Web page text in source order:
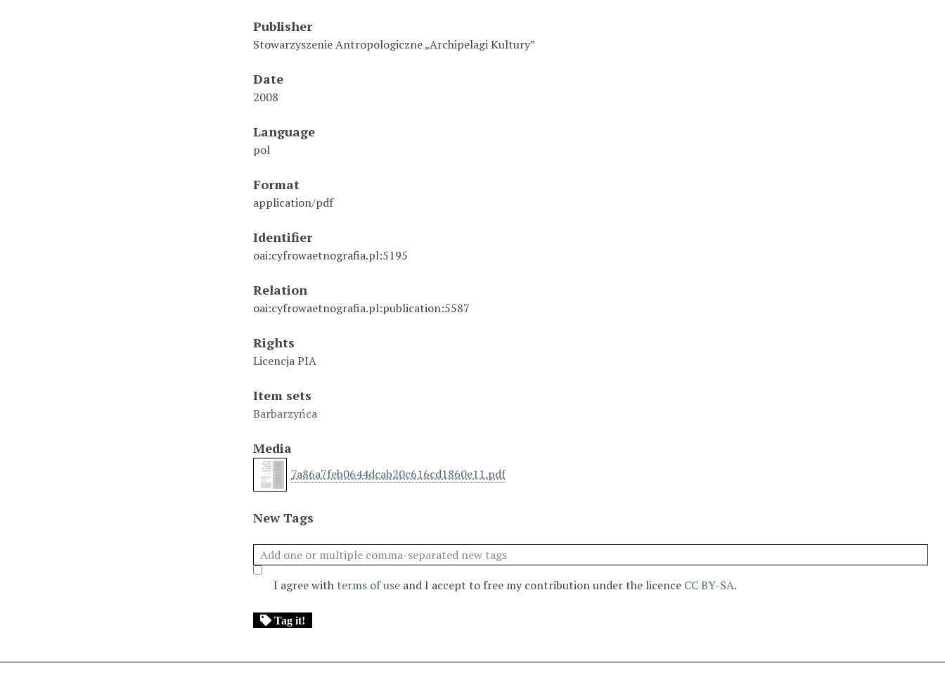
Publisher
Stowarzyszenie Antropologiczne „Archipelagi Kultury”
Date
2008
Language
pol
Format
application/pdf
Identifier
oai:cyfrowaetnografia.pl:5195
Relation
oai:cyfrowaetnografia.pl:publication:5587
Rights
Licencja PIA
Item sets
Barbarzyńca
Media
7a86a7feb0644dcab20c616cd1860e11.pdf
New Tags
I agree with terms of use and I accept to free my contribution under the licence CC BY-SA.
Tag it!